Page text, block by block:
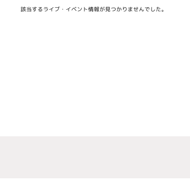
該当するライブ・イベント情報が見つかりませんでした。